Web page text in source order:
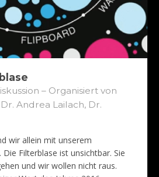
– Organisiert von
Andrea Lailach, Dr.
wir allein mit unserem
Filterblase ist unsichtbar. Sie
und wir wollen nicht raus.